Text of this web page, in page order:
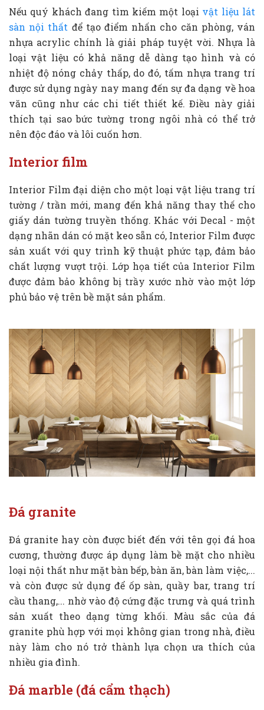
Nếu quý khách đang tìm kiếm một loại vật liệu lát
sàn nội thất để tạo điểm nhấn cho căn phòng, ván
nhựa acrylic chính là giải pháp tuyệt vời. Nhựa là
loại vật liệu có khả năng dễ dàng tạo hình và có
nhiệt độ nóng chảy thấp, do đó, tấm nhựa trang trí
được sử dụng ngày nay mang đến sự đa dạng về hoa
văn cũng như các chi tiết thiết kế. Điều này giải
thích tại sao bức tường trong ngôi nhà có thể trở
nên độc đáo và lôi cuốn hơn.
Interior film
Interior Film đại diện cho một loại vật liệu trang trí
tường / trần mới, mang đến khả năng thay thế cho
giấy dán tường truyền thống. Khác với Decal - một
dạng nhãn dán có mặt keo sẵn có, Interior Film được
sản xuất với quy trình kỹ thuật phức tạp, đảm bảo
chất lượng vượt trội. Lớp họa tiết của Interior Film
được đảm bảo không bị trầy xước nhờ vào một lớp
phủ bảo vệ trên bề mặt sản phẩm.
Đá granite
Đá granite hay còn được biết đến với tên gọi đá hoa
cương, thường được áp dụng làm bề mặt cho nhiều
loại nội thất như mặt bàn bếp, bàn ăn, bàn làm việc,...
và còn được sử dụng để ốp sàn, quầy bar, trang trí
cầu thang,... nhờ vào độ cứng đặc trưng và quá trình
sản xuất theo dạng từng khối. Màu sắc của đá
granite phù hợp với mọi không gian trong nhà, điều
này làm cho nó trở thành lựa chọn ưa thích của
nhiều gia đình.
Đá marble (đá cẩm thạch)